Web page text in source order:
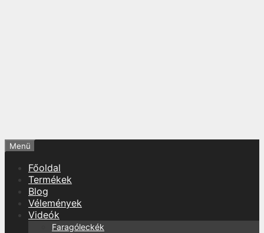
Menü
Főoldal
Termékek
Blog
Vélemények
Videók
Faragóleckék